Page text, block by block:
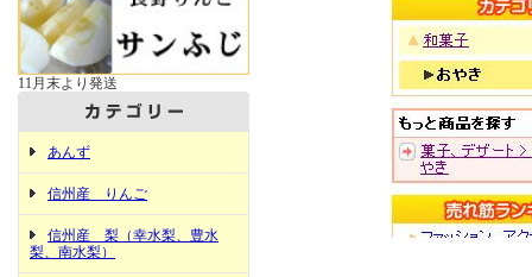
11月末より発送
あんず
信州産 りんご
信州産 梨（幸水梨、豊水
梨、南水梨）